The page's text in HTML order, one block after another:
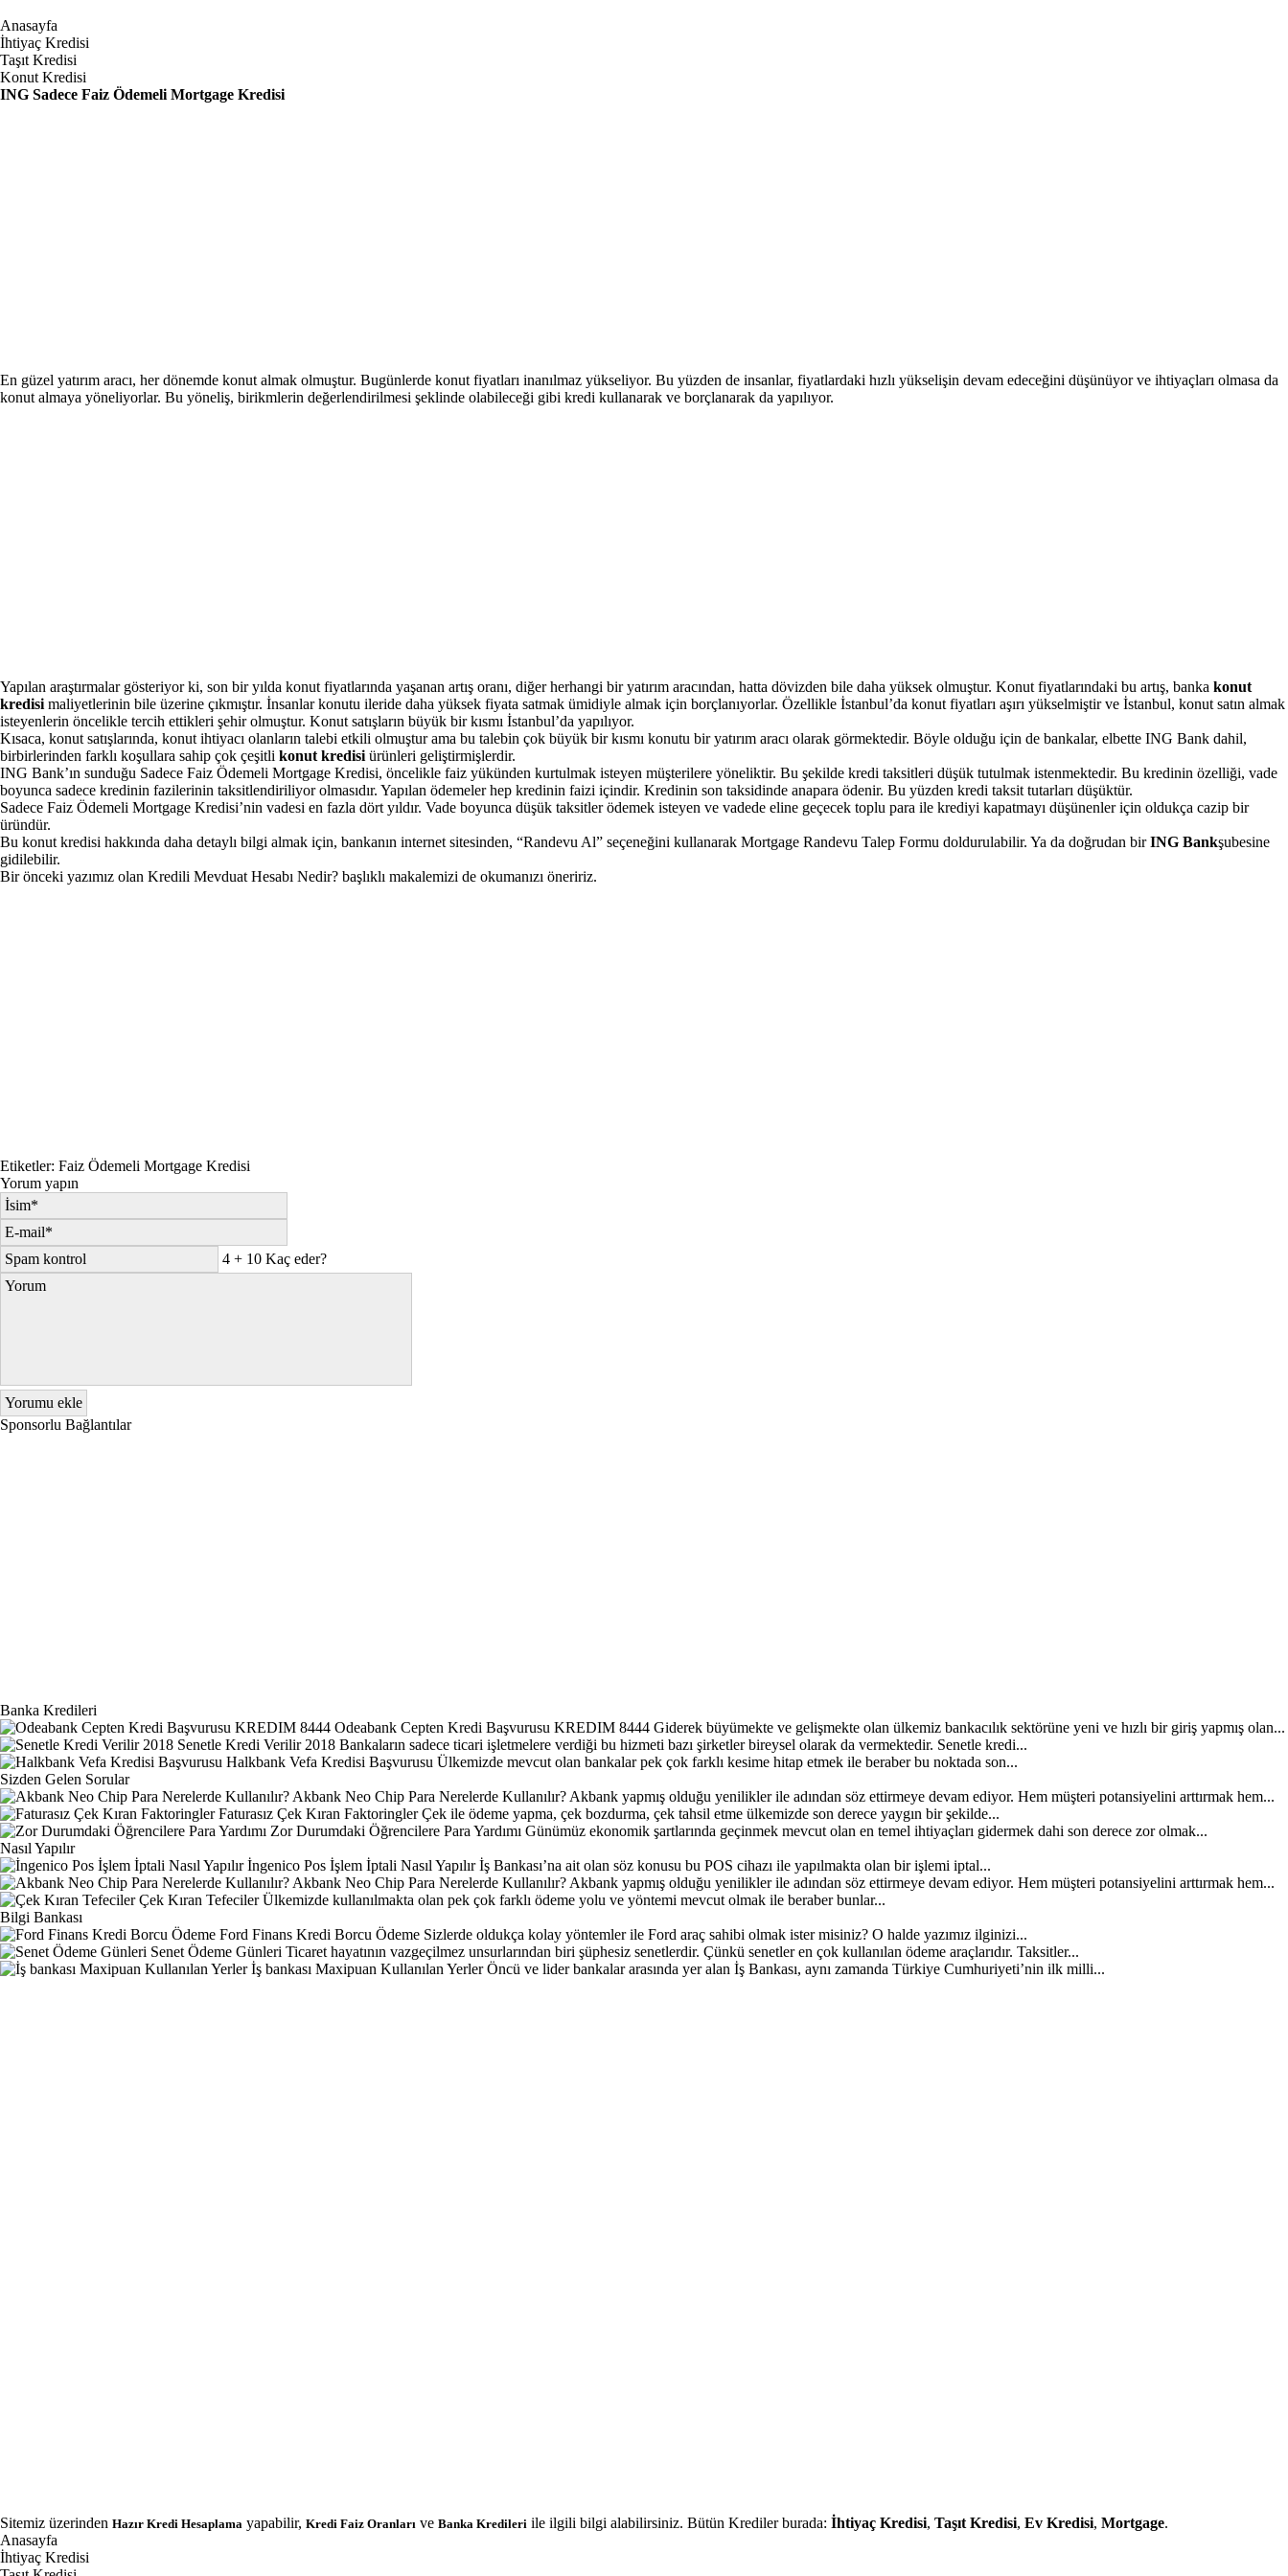
Anasayfa
İhtiyaç Kredisi
Taşıt Kredisi
Konut Kredisi
ING Sadece Faiz Ödemeli Mortgage Kredisi
En güzel yatırım aracı, her dönemde konut almak olmuştur. Bugünlerde konut fiyatları inanılmaz yükseliyor. Bu yüzden de insanlar, fiyatlardaki hızlı yükselişin devam edeceğini düşünüyor ve ihtiyaçları olmasa da
konut almaya yöneliyorlar. Bu yöneliş, birikmlerin değerlendirilmesi şeklinde olabileceği gibi kredi kullanarak ve borçlanarak da yapılıyor.
Yapılan araştırmalar gösteriyor ki, son bir yılda konut fiyatlarında yaşanan artış oranı, diğer herhangi bir yatırım aracından, hatta dövizden bile daha yüksek olmuştur. Konut fiyatlarındaki bu artış, banka konut
kredisi maliyetlerinin bile üzerine çıkmıştır. İnsanlar konutu ileride daha yüksek fiyata satmak ümidiyle almak için borçlanıyorlar. Özellikle İstanbul’da konut fiyatları aşırı yükselmiştir ve İstanbul, konut satın almak
isteyenlerin öncelikle tercih ettikleri şehir olmuştur. Konut satışların büyük bir kısmı İstanbul’da yapılıyor.
Kısaca, konut satışlarında, konut ihtiyacı olanların talebi etkili olmuştur ama bu talebin çok büyük bir kısmı konutu bir yatırım aracı olarak görmektedir. Böyle olduğu için de bankalar, elbette ING Bank dahil,
birbirlerinden farklı koşullara sahip çok çeşitli konut kredisi ürünleri geliştirmişlerdir.
ING Bank’ın sunduğu Sadece Faiz Ödemeli Mortgage Kredisi, öncelikle faiz yükünden kurtulmak isteyen müşterilere yöneliktir. Bu şekilde kredi taksitleri düşük tutulmak istenmektedir. Bu kredinin özelliği, vade
boyunca sadece kredinin fazilerinin taksitlendiriliyor olmasıdır. Yapılan ödemeler hep kredinin faizi içindir. Kredinin son taksidinde anapara ödenir. Bu yüzden kredi taksit tutarları düşüktür.
Sadece Faiz Ödemeli Mortgage Kredisi’nin vadesi en fazla dört yıldır. Vade boyunca düşük taksitler ödemek isteyen ve vadede eline geçecek toplu para ile krediyi kapatmayı düşünenler için oldukça cazip bir
üründür.
Bu konut kredisi hakkında daha detaylı bilgi almak için, bankanın internet sitesinden, “Randevu Al” seçeneğini kullanarak Mortgage Randevu Talep Formu doldurulabilir. Ya da doğrudan birING Bankşubesine
gidilebilir.
Bir önceki yazımız olan Kredili Mevduat Hesabı Nedir? başlıklı makalemizi de okumanızı öneririz.
Etiketler: Faiz Ödemeli Mortgage Kredisi
Yorum yapın
4 + 10 Kaç eder?
Sponsorlu Bağlantılar
Banka Kredileri
Odeabank Cepten Kredi Başvurusu KREDIM 8444 Giderek büyümekte ve gelişmekte olan ülkemiz bankacılık sektörüne yeni ve hızlı bir giriş yapmış olan...
Senetle Kredi Verilir 2018 Bankaların sadece ticari işletmelere verdiği bu hizmeti bazı şirketler bireysel olarak da vermektedir. Senetle kredi...
Halkbank Vefa Kredisi Başvurusu Ülkemizde mevcut olan bankalar pek çok farklı kesime hitap etmek ile beraber bu noktada son...
Sizden Gelen Sorular
Akbank Neo Chip Para Nerelerde Kullanılır? Akbank yapmış olduğu yenilikler ile adından söz ettirmeye devam ediyor. Hem müşteri potansiyelini arttırmak hem...
Faturasız Çek Kıran Faktoringler Çek ile ödeme yapma, çek bozdurma, çek tahsil etme ülkemizde son derece yaygın bir şekilde...
Zor Durumdaki Öğrencilere Para Yardımı Günümüz ekonomik şartlarında geçinmek mevcut olan en temel ihtiyaçları gidermek dahi son derece zor olmak...
Nasıl Yapılır
İngenico Pos İşlem İptali Nasıl Yapılır İş Bankası’na ait olan söz konusu bu POS cihazı ile yapılmakta olan bir işlemi iptal...
Akbank Neo Chip Para Nerelerde Kullanılır? Akbank yapmış olduğu yenilikler ile adından söz ettirmeye devam ediyor. Hem müşteri potansiyelini arttırmak hem...
Çek Kıran Tefeciler Ülkemizde kullanılmakta olan pek çok farklı ödeme yolu ve yöntemi mevcut olmak ile beraber bunlar...
Bilgi Bankası
Ford Finans Kredi Borcu Ödeme Sizlerde oldukça kolay yöntemler ile Ford araç sahibi olmak ister misiniz? O halde yazımız ilginizi...
Senet Ödeme Günleri Ticaret hayatının vazgeçilmez unsurlarından biri şüphesiz senetlerdir. Çünkü senetler en çok kullanılan ödeme araçlarıdır. Taksitler...
İş bankası Maxipuan Kullanılan Yerler Öncü ve lider bankalar arasında yer alan İş Bankası, aynı zamanda Türkiye Cumhuriyeti’nin ilk milli...
Sitemiz üzerinden Hazır Kredi Hesaplama yapabilir, Kredi Faiz Oranları ve Banka Kredileri ile ilgili bilgi alabilirsiniz. Bütün Krediler burada: İhtiyaç Kredisi, Taşıt Kredisi, Ev Kredisi, Mortgage.
Anasayfa
İhtiyaç Kredisi